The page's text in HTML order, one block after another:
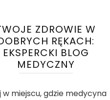
ZDROWIE W
RĘKACH:
EKSPERCKI BLOG
MEDYCZNY
w miejscu, gdzie medycyna